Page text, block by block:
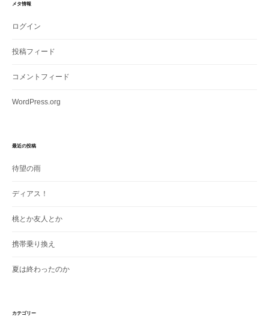
メタ情報
ログイン
投稿フィード
コメントフィード
WordPress.org
最近の投稿
待望の雨
ディアス！
桃とか友人とか
携帯乗り換え
夏は終わったのか
カテゴリー